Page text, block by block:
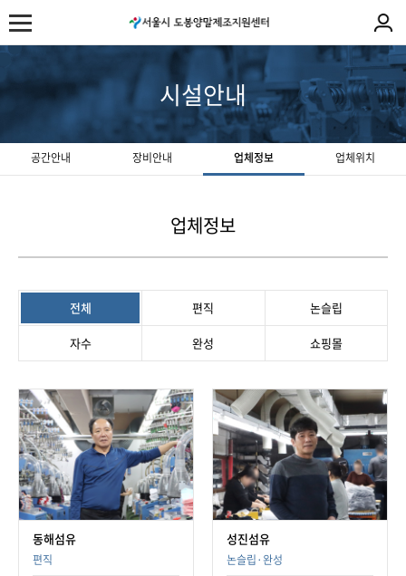
시설안내
공간안내 장비안내 업체정보 업체위치
업체정보
전체 편직 논슬립
자수 완성 쇼핑몰
동해섬유
편직
성진섬유
논슬립·완성